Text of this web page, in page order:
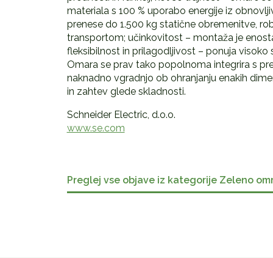
materiala s 100 % uporabo energije iz
prenese do 1.500 kg statične obremenitve,
transportom; učinkovitost – montaža je
fleksibilnost in prilagodljivost – ponuja
Omara se prav tako popolnoma integrira s
naknadno vgradnjo ob ohranjanju enakih
in zahtev glede skladnosti.
Schneider Electric, d.o.o.
www.se.com
Preglej vse objave iz kategorije Zeleno